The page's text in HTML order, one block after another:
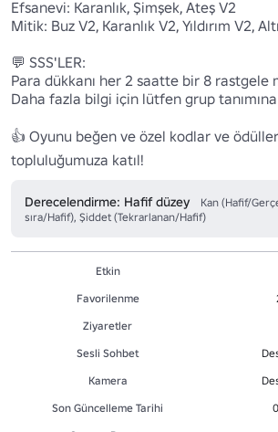
Efsanevi: Karanlık, Şimşek, Ateş V2
Mitik: Buz V2, Karanlık V2, Yıldırım V2,
💬 SSS'LER:
Para dükkanı her 2 saatte bir 8 rastgele
Daha fazla bilgi için lütfen grup tanımına
👍 Oyunu beğen ve özel kodlar ve
topluluğumuza katıl!
Derecelendirme: Hafif düzey
Kan (Hafif/
sıra/Hafif), Şiddet (Tekrarlanan/Hafif)
Etkin
Favorilenme
Ziyaretler
Sesli Sohbet
Kamera
Son Güncelleme Tarihi